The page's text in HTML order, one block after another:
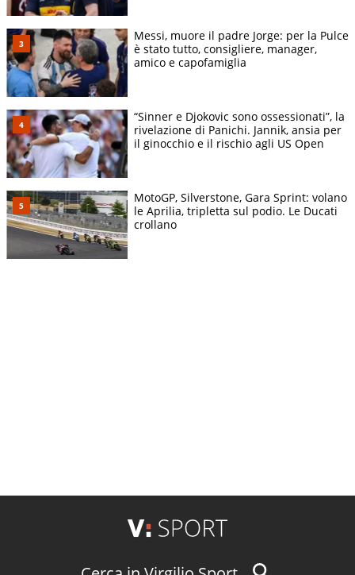
Messi, muore il padre Jorge: per la Pulce
è stato tutto, consigliere, manager,
amico e capofamiglia
“Sinner e Djokovic sono ossessionati”, la
rivelazione di Panichi. Jannik, ansia per
il ginocchio e il rischio agli US Open
MotoGP, Silverstone, Gara Sprint: volano
le Aprilia, tripletta sul podio. Le Ducati
crollano